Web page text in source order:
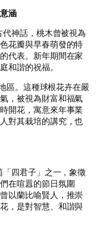
涵
神話，桃木曾被視為
花瓣與早春萌發的特
代表。新年期間在家
和諧的祝福。
區。這種球根花卉在嚴
，被視為財富和福氣
開花，寓意來年事業
對其栽培的講究，也
四君子」之一，象徵
在喧囂的節日氛圍
以蘭比喻賢人，推崇
，是對智慧、和諧與